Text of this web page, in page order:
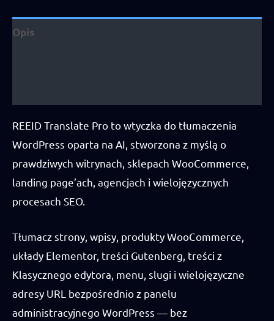
Opis
REEID Translate Pro to wtyczka do tłumaczenia
WordPress oparta na AI, stworzona z myślą o
prawdziwych witrynach, sklepach WooCommerce,
landing page’ach, agencjach i wielojęzycznych
procesach SEO.
Tłumacz strony, wpisy, produkty WooCommerce,
układy Elementor, treści Gutenberg, treści z
Klasycznego edytora, menu, slugi i wielojęzyczne
adresy URL bezpośrednio z panelu
administracyjnego WordPress — bez